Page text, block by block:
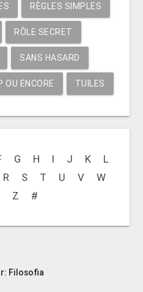
RÈGLES SIMPLES
RÔLE SECRET
SANS HASARD
OU ENCORE TUILES
G H I J K
L
R S T U V
W
Z #
Filosofia